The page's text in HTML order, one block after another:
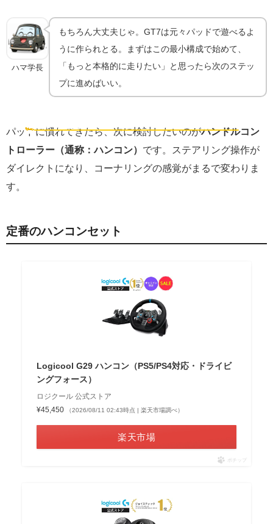
ハマ学長
もちろん大丈夫じゃ。GT7は元々パッドで遊べるよ
うに作られとる。まずはこの最小構成で始めて、
「もっと本格的に走りたい」と思ったら次のステッ
プに進めばいい。
🏎️もっと本格的に
パッドに慣れてきたら、次に検討したいのがハンドルコン
トローラー（通称：ハンコン） です。ステアリング操作が
ダイレクトになり、コーナリングの感覚がまるで変わりま
す。
定番のハンコンセット
Logicool G29 ハンコン（PS5/PS4対応・ドライビ
ングフォース）
ロジクール 公式ストア
¥45,450
（2026/08/11 02:43時点 | 楽天市場調べ）
楽天市場
ポチップ